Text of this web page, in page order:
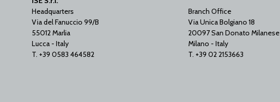
Headquarters
Via del Fanuccio 99/B
55012 Marlia
Lucca - Italy
T. +39 0583 464582
Branch Office
Via Unica Bolgiano 18
20097 San Donato Milanese
Milano - Italy
T. +39 02 2153663